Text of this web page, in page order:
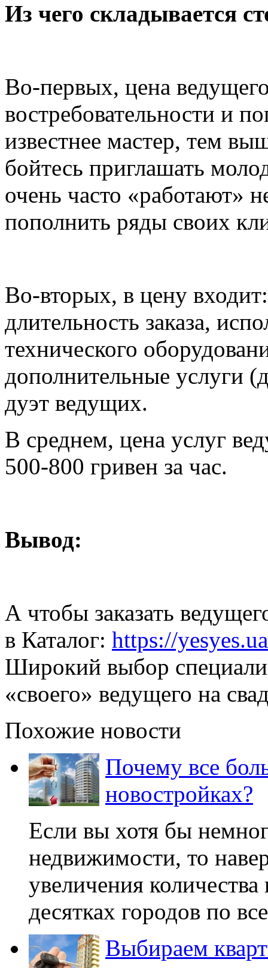
Из чего складывается
Во-первых, цена
востребовательности и
известнее мастер, тем
бойтесь приглашать
очень часто «работают»
пополнить ряды своих
Во-вторых, в цену
длительность заказа,
технического
дополнительные услуги
дуэт ведущих.
В среднем, цена услуг
500-800 гривен за час.
Вывод:
А чтобы заказать
в Каталог: https://
Широкий выбор
«своего» ведущего на
Похожие новости
Почему все
новостройках?
Если вы хотя бы
недвижимости, то
увеличения
десятках городов по
Выбираем